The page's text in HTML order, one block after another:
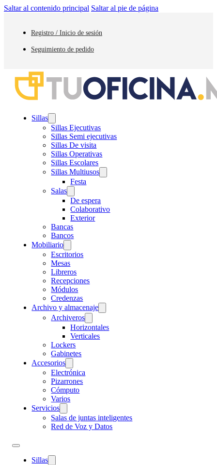
Saltar al contenido principal Saltar al pie de página
Registro / Inicio de sesión
Seguimiento de pedido
Sillas
Sillas Ejecutivas
Sillas Semi ejecutivas
Sillas De visita
Sillas Operativas
Sillas Escolares
Sillas Multiusos
Festa
Salas
De espera
Colaborativo
Exterior
Bancas
Bancos
Mobiliario
Escritorios
Mesas
Libreros
Recepciones
Módulos
Credenzas
Archivo y almacenaje
Archiveros
Horizontales
Verticales
Lockers
Gabinetes
Accesorios
Electrónica
Pizarrones
Cómputo
Varios
Servicios
Salas de juntas inteligentes
Red de Voz y Datos
Sillas